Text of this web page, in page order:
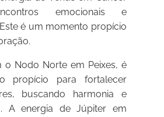
emocionais e
é um momento propício
o Nodo Norte em Peixes, é
propício para fortalecer
buscando harmonia e
A energia de Júpiter em